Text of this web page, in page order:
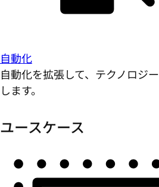
自動化
自動化を拡張して、テクノロジ
します。
ユースケース